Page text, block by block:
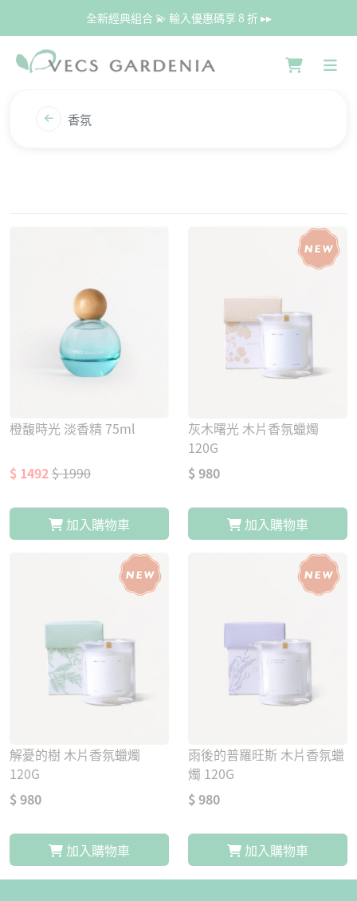
全新經典組合 💫 輸入優惠碼享 8 折 ▸▸
香氛
橙馥時光 淡香精 75ml
$ 1492$ 1990
加入購物車
灰木曙光 木片香氛蠟燭
120G
$ 980
加入購物車
解憂的樹 木片香氛蠟燭
120G
$ 980
加入購物車
雨後的普羅旺斯 木片香氛蠟
燭 120G
$ 980
加入購物車